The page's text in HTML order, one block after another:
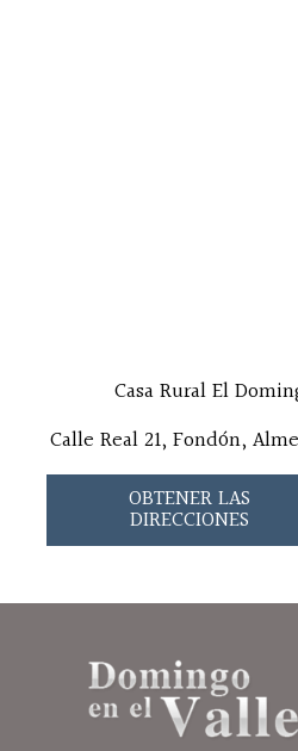
Casa Rural El
Calle Real 21, Fondón,
OBTENER LAS
DIRECCIONES